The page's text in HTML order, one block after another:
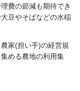
費の節減も期待でき
豆やそばなどの水稲
家(担い手)の経営規
める農地の利用集